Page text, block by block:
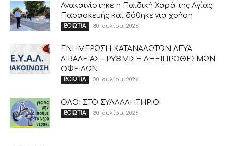
Ανακαινίστηκε η Παιδική Χαρά της Αγίας
Παρασκευής και δόθηκε για χρήση
ΒΟΙΩΤΙΑ 30 Ιουλίου, 2026
ΕΝΗΜΕΡΩΣΗ ΚΑΤΑΝΑΛΩΤΩΝ ΔΕΥΑ
ΛΙΒΑΔΕΙΑΣ – ΡΥΘΜΙΣΗ ΛΗΞΙΠΡΟΘΕΣΜΩΝ
ΟΦΕΙΛΩΝ
ΒΟΙΩΤΙΑ 30 Ιουλίου, 2026
ΟΛΟΙ ΣΤΟ ΣΥΛΛΑΛΗΤΗΡΙΟ!
ΒΟΙΩΤΙΑ 30 Ιουλίου, 2026